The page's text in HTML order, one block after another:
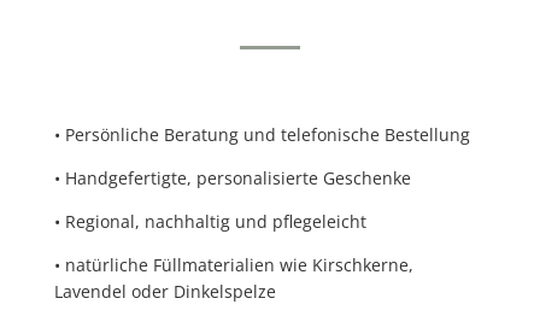
• Persönliche Beratungund telefonische Bestellung
• Handgefertigte, personalisierte Geschenke
• Regional, nachhaltigund pflegeleicht
• natürliche Füllmaterialien wie Kirschkerne,
Lavendel oder Dinkelspelze